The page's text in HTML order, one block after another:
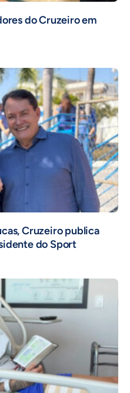
do Cruzeiro em
Cruzeiro publica
do Sport